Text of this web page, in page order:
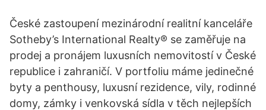
České zastoupení mezinárodní realitní kanceláře
Sotheby’s International Realty® se zaměřuje na
prodej a pronájem luxusních nemovitostí v České
republice i zahraničí. V portfoliu máme jedinečné
byty a penthousy, luxusní rezidence, vily, rodinné
domy, zámky i venkovská sídla v těch nejlepších